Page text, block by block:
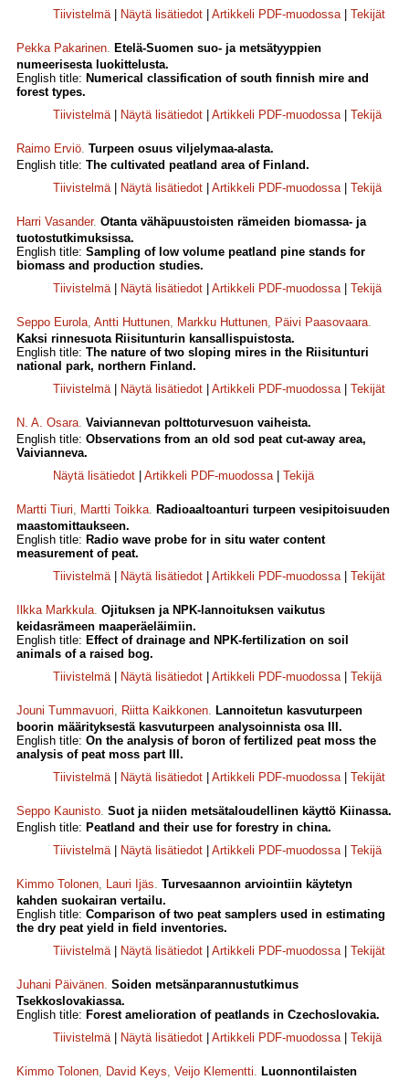
Tiivistelmä| Näytä lisätiedot Artikkeli PDF-muodossa| Tekijät
Pekka Pakarinen. Etelä-Suomen suo- ja metsätyyppien
numeerisesta luokittelusta.
English title: Numerical classification of south finnish mire and
forest types.
Tiivistelmä| Näytä lisätiedot Artikkeli PDF-muodossa| Tekijä
Raimo Erviö. Turpeen osuus viljelymaa-alasta.
English title: The cultivated peatland area of Finland.
Tiivistelmä| Näytä lisätiedot Artikkeli PDF-muodossa| Tekijä
Harri Vasander. Otanta vähäpuustoisten rämeiden biomassa- ja
tuotostutkimuksissa.
English title: Sampling of low volume peatland pine stands for
biomass and production studies.
Tiivistelmä| Näytä lisätiedot Artikkeli PDF-muodossa| Tekijä
Seppo Eurola, Antti Huttunen, Markku Huttunen, Päivi Paasovaara.
Kaksi rinnesuota Riisitunturin kansallispuistosta.
English title: The nature of two sloping mires in the Riisitunturi
national park, northern Finland.
Tiivistelmä| Näytä lisätiedot Artikkeli PDF-muodossa| Tekijät
N. A. Osara. Vaiviannevan polttoturvesuon vaiheista.
English title: Observations from an old sod peat cut-away area,
Vaivianneva.
Näytä lisätiedot
Artikkeli PDF-muodossa| Tekijä
Martti Tiuri, Martti Toikka. Radioaaltoanturi turpeen vesipitoisuuden
maastomittaukseen.
English title: Radio wave probe for in situ water content
measurement of peat.
Tiivistelmä| Näytä lisätiedot Artikkeli PDF-muodossa| Tekijät
Ilkka Markkula. Ojituksen ja NPK-lannoituksen vaikutus
keidasrämeen maaperäeläimiin.
English title: Effect of drainage and NPK-fertilization on soil
animals of a raised bog.
Tiivistelmä| Näytä lisätiedot Artikkeli PDF-muodossa| Tekijä
Jouni Tummavuori, Riitta Kaikkonen. Lannoitetun kasvuturpeen
boorin määrityksestä kasvuturpeen analysoinnista osa III.
English title: On the analysis of boron of fertilized peat moss the
analysis of peat moss part III.
Tiivistelmä| Näytä lisätiedot Artikkeli PDF-muodossa| Tekijät
Seppo Kaunisto. Suot ja niiden metsätaloudellinen käyttö Kiinassa.
English title: Peatland and their use for forestry in china.
Tiivistelmä| Näytä lisätiedot Artikkeli PDF-muodossa| Tekijä
Kimmo Tolonen, Lauri Ijäs. Turvesaannon arviointiin käytetyn
kahden suokairan vertailu.
English title: Comparison of two peat samplers used in estimating
the dry peat yield in field inventories.
Tiivistelmä| Näytä lisätiedot Artikkeli PDF-muodossa| Tekijät
Juhani Päivänen. Soiden metsänparannustutkimus
Tsekkoslovakiassa.
English title: Forest amelioration of peatlands in Czechoslovakia.
Tiivistelmä| Näytä lisätiedot Artikkeli PDF-muodossa| Tekijä
Kimmo Tolonen, David Keys, Veijo Klementti. Luonnontilaisten